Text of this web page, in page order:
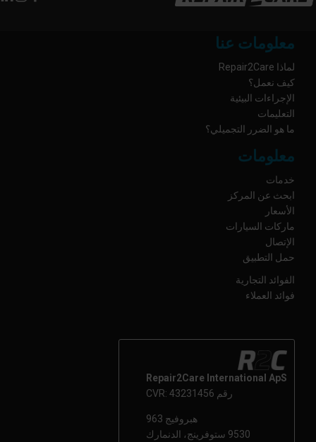
معلومات عنا
لماذا Repair2Care
كيف نعمل؟
الإجراءات البيئية
التعليمات
ما هو الضرر التجميلي؟
معلومات
خدمات
ابحث عن المركز
الأسعار
ماركات السيارات
الإتصال
حمل التطبيق
الفوائد التجارية
فوائد العملاء
Repair2Care International ApS
رقم CVR: 43231456
هبروفيج 963
9530 ستوفرينج، الدنمارك